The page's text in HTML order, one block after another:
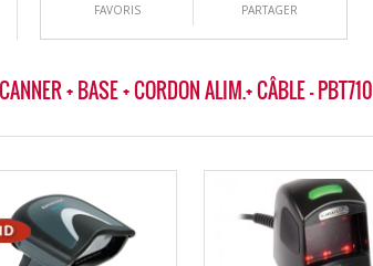
FAVORIS PARTAGER
+ BASE + CORDON ALIM.+ CÂBLE -